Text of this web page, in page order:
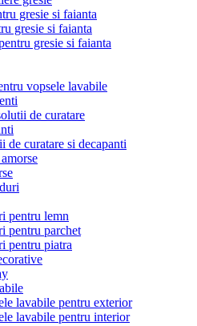
gresie si faianta
gresie si faianta
gresie si faianta
vopsele lavabile
de curatare
de curatare si decapanti
pentru lemn
pentru parchet
pentru piatra
lavabile pentru exterior
lavabile pentru interior